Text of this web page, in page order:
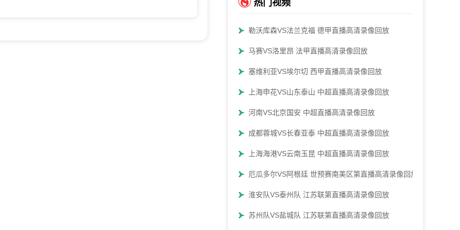
热门视频
勒沃库森VS法兰克福 德甲直播高清录像回放
马赛VS洛里昂 法甲直播高清录像回放
塞维利亚VS埃尔切 西甲直播高清录像回放
上海申花VS山东泰山 中超直播高清录像回放
河南VS北京国安 中超直播高清录像回放
成都蓉城VS长春亚泰 中超直播高清录像回放
上海海港VS云南玉昆 中超直播高清录像回放
厄瓜多尔VS阿根廷 世预赛南美区第直播高清录像回放
淮安队VS泰州队 江苏联第直播高清录像回放
苏州队VS盐城队 江苏联第直播高清录像回放